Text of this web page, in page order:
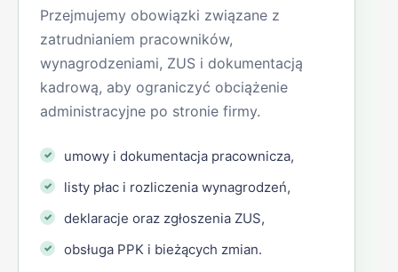
Przejmujemy obowiązki związane z
zatrudnianiem pracowników,
wynagrodzeniami, ZUS i dokumentacją
kadrową, aby ograniczyć obciążenie
administracyjne po stronie firmy.
umowy i dokumentacja pracownicza,
listy płac i rozliczenia wynagrodzeń,
deklaracje oraz zgłoszenia ZUS,
obsługa PPK i bieżących zmian.